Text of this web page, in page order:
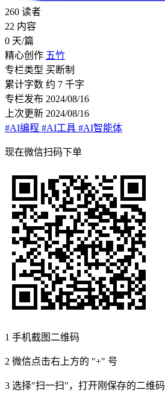
260 读者
22 内容
0 天/篇
精心创作 五竹
专栏类型 买断制
累计字数 约 7 千字
专栏发布 2024/08/16
上次更新 2024/08/16
#AI编程 #AI工具 #AI智能体
现在微信扫码下单
1 手机截图二维码
2 微信点击右上方的 "+" 号
3 选择"扫一扫"，打开刚保存的二维码